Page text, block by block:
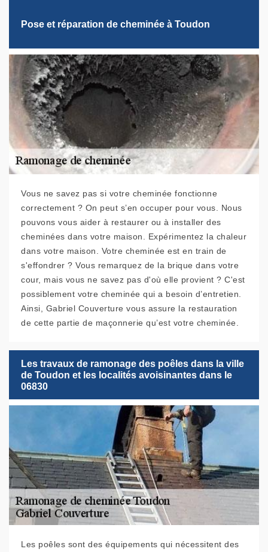
Pose et réparation de cheminée à Toudon
Vous ne savez pas si votre cheminée fonctionne
correctement ? On peut s’en occuper pour vous. Nous
pouvons vous aider à restaurer ou à installer des
cheminées dans votre maison. Expérimentez la chaleur
dans votre maison. Votre cheminée est en train de
s'effondrer ? Vous remarquez de la brique dans votre
cour, mais vous ne savez pas d'où elle provient ? C'est
possiblement votre cheminée qui a besoin d’entretien.
Ainsi, Gabriel Couverture vous assure la restauration
de cette partie de maçonnerie qu’est votre cheminée.
Les travaux de ramonage des poêles dans la ville
de Toudon et les localités avoisinantes dans le
06830
Les poêles sont des équipements qui nécessitent des